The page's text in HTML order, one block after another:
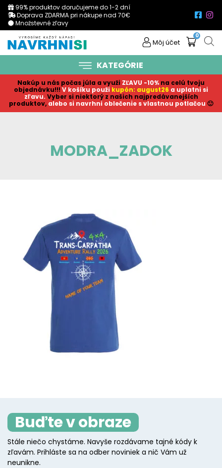
99% produktov doručujeme do 1-2 dní
Doprava ZDARMA pri nákupe nad 70€
Množstevné zľavy
Môj účet
0
KATEGÓRIE
Nakúp u nás počas júla a využi ZĽAVU -10% na celú tvoju
objednávku!!! V košíku použi kupón: august26 a uplatni si
zľavu. Vyber si niektorý z našich najpredávanejších
produktov, alebo si navrhni oblečenie s vlastnou potlačou 🙂
MODRA_ZADOK
Buďte v obraze
Stále niečo chystáme. Navyše rozdávame tajné kódy k
zľavám. Prihláste sa na odber noviniek a nič Vám už
neunikne.